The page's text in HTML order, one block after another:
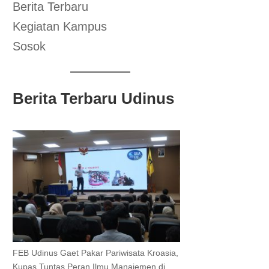
Berita Terbaru
Kegiatan Kampus
Sosok
Berita Terbaru Udinus
FEB Udinus Gaet Pakar Pariwisata Kroasia,
Kupas Tuntas Peran Ilmu Manajemen di